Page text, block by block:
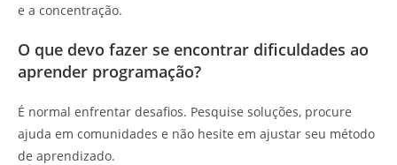
e a concentração.
O que devo fazer se encontrar dificuldades ao
aprender programação?
É normal enfrentar desafios. Pesquise soluções, procure
ajuda em comunidades e não hesite em ajustar seu método
de aprendizado.